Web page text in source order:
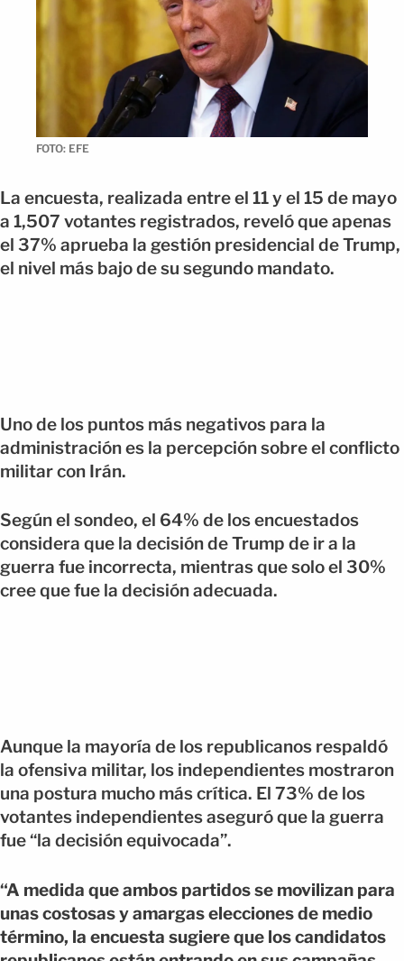
FOTO: EFE
La encuesta, realizada entre el 11 y el 15 de mayo
a 1,507 votantes registrados, reveló que apenas
el 37% aprueba la gestión presidencial de Trump,
el nivel más bajo de su segundo mandato.
Uno de los puntos más negativos para la
administración es la percepción sobre el conflicto
militar con Irán.
Según el sondeo, el 64% de los encuestados
considera que la decisión de Trump de ir a la
guerra fue incorrecta, mientras que solo el 30%
cree que fue la decisión adecuada.
Aunque la mayoría de los republicanos respaldó
la ofensiva militar, los independientes mostraron
una postura mucho más crítica. El 73% de los
votantes independientes aseguró que la guerra
fue “la decisión equivocada”.
“A medida que ambos partidos se movilizan para
unas costosas y amargas elecciones de medio
término, la encuesta sugiere que los candidatos